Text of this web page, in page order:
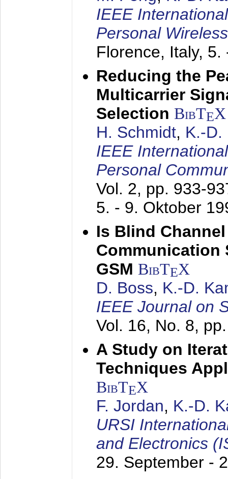
IEEE
Personal
Florence, Italy, 5.
Reducing the
Multicarrier
Selection BibTEX
H. Schmidt, K.-D.
IEEE
Personal
Vol. 2, pp. 933-
5. - 9. Oktober
Is Blind
Communication
GSM BibTEX
D. Boss, K.-D.
IEEE Journal on
Vol. 16, No. 8,
A Study on
Techniques
BibTEX
F. Jordan, K.-D.
URSI
and Electronics
29. September -